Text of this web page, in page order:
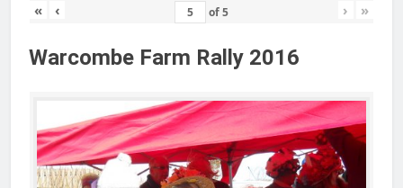
« ‹ of5 › »
Warcombe Farm Rally 2016